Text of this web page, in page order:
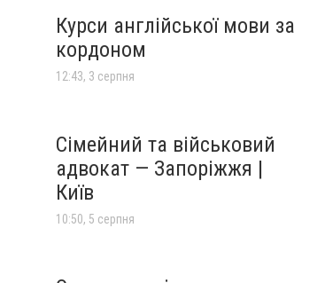
Курси англійської мови за
кордоном
12:43, 3 серпня
Сімейний та військовий
адвокат — Запоріжжя |
Київ
10:50, 5 серпня